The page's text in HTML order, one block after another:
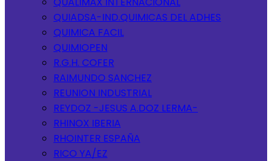
QUIADSA-IND.QUIMICAS DEL ADHES
QUIMICA FACIL
QUIMIOPEN
R.G.H. COFER
RAIMUNDO SANCHEZ
REUNION INDUSTRIAL
REYDOZ -JESUS A.DOZ LERMA-
RHINOX IBERIA
RHOINTER ESPAÑA
RICO YA/EZ